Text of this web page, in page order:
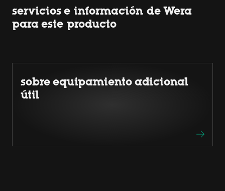
servicios e información de Wera
para este producto
sobre equipamiento adicional
útil